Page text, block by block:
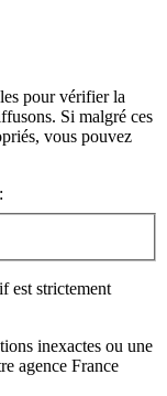
pour vérifier la
Si malgré ces
vous pouvez
est strictement
inexactes ou une
agence France